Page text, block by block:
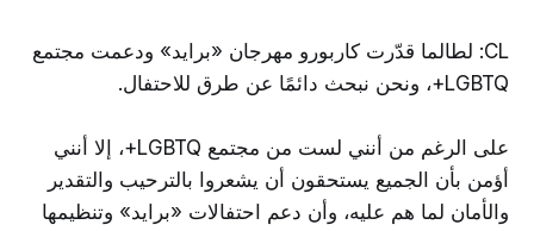
CL: لطالما قدّرت كاربورو مهرجان «برايد» ودعمت مجتمع
LGBTQ+، ونحن نبحث دائمًا عن طرق للاحتفال.
على الرغم من أنني لست من مجتمع LGBTQ+، إلا أنني
أؤمن بأن الجميع يستحقون أن يشعروا بالترحيب والتقدير
والأمان لما هم عليه، وأن دعم احتفالات «برايد» وتنظيمها